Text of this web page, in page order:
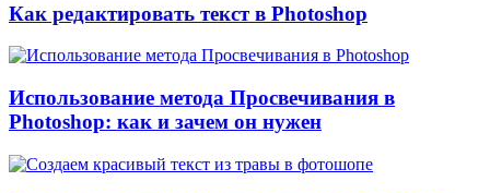
Как редактировать текст в Photoshop
Использование метода Просвечивания в
Photoshop: как и зачем он нужен